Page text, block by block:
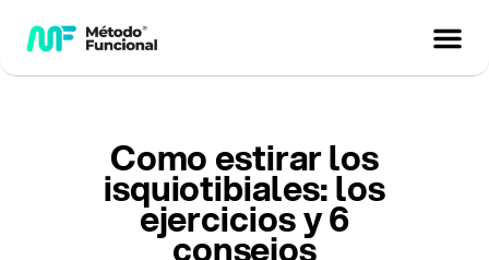
Como estirar los
isquiotibiales: los
ejercicios y 6
consejos